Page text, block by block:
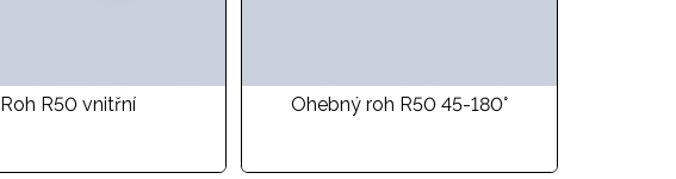
Roh R50 vnitřní Ohebný roh R50 45-180°